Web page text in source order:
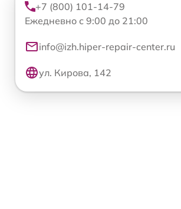
+7 (800) 101-14-79
Ежедневно с 9:00 до 21:00
info@izh.hiper-repair-center.ru
ул. Кирова, 142